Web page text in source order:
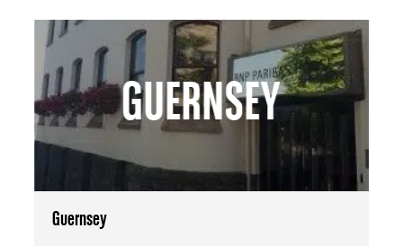
GUERNSEY
Guernsey